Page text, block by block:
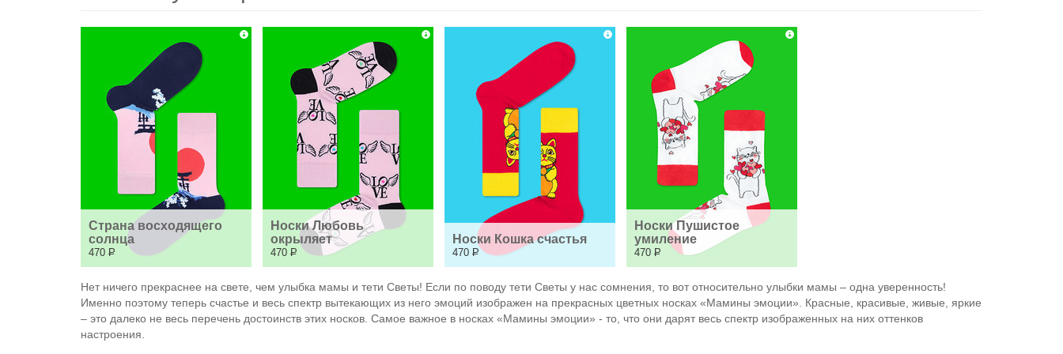
Страна восходящего
солнца
470 Р
Носки Любовь
окрыляет
470 Р
Носки Кошка счастья
470 Р
Носки Пушистое
умиление
470 Р
Нет ничего прекраснее на свете, чем улыбка мамы и тети Светы! Если по поводу тети Светы у нас сомнения, то вот относительно улыбки мамы – одна уверенность!
Именно поэтому теперь счастье и весь спектр вытекающих из него эмоций изображен на прекрасных цветных носках «Мамины эмоции». Красные, красивые, живые, яркие
– это далеко не весь перечень достоинств этих носков. Самое важное в носках «Мамины эмоции» - то, что они дарят весь спектр изображенных на них оттенков
настроения.